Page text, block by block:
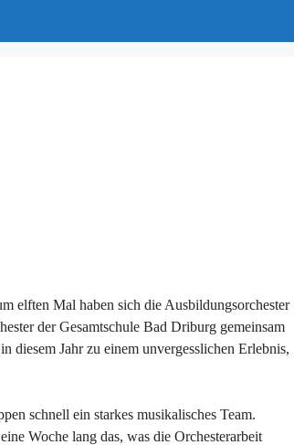
elften Mal haben sich die Ausbildungsorchester
der Gesamtschule Bad Driburg gemeinsam
diesem Jahr zu einem unvergesslichen Erlebnis,
schnell ein starkes musikalisches Team.
Woche lang das, was die Orchesterarbeit